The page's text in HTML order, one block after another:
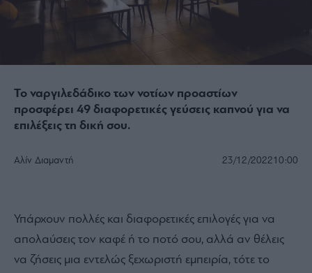
Το ναργιλεδάδικο των νοτίων προαστίων
προσφέρει 49 διαφορετικές γεύσεις καπνού για να
επιλέξεις τη δική σου.
Αλίν Διαμαντή 23/12/202210:00
Υπάρχουν πολλές και διαφορετικές επιλογές για να
απολαύσεις τον καφέ ή το ποτό σου, αλλά αν θέλεις
να ζήσεις μια εντελώς ξεχωριστή εμπειρία, τότε το